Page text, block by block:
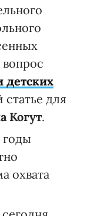
детских
для
Когут.
годы
охвата